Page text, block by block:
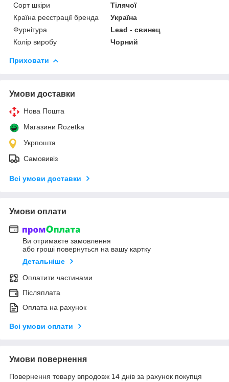
Сорт шкіри
Тілячої
Країна реєстрації бренда
Україна
Фурнітура
Lead - свинец
Колір виробу
Чорний
Приховати
Умови доставки
Нова Пошта
Магазини Rozetka
Укрпошта
Самовивіз
Всі умови доставки
Умови оплати
Ви отримаєте замовлення
або гроші повернуться на вашу картку
Детальніше
Оплатити частинами
Післяплата
Оплата на рахунок
Всі умови оплати
Умови повернення
Повернення товару впродовж 14 днів за рахунок покупця